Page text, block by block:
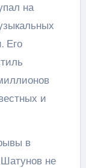
на
Его
и
в
не